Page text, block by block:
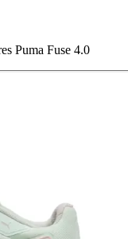
Puma Fuse 4.0